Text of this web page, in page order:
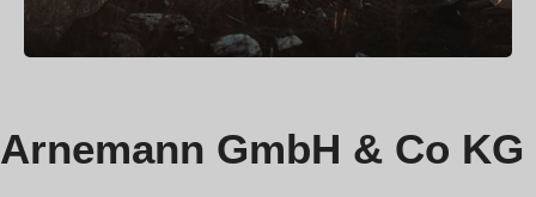
Arnemann GmbH & Co KG